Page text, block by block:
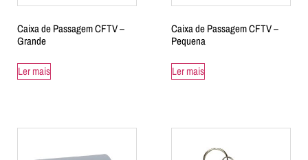
Caixa de Passagem CFTV –
Grande
Ler mais
Caixa de Passagem CFTV –
Pequena
Ler mais